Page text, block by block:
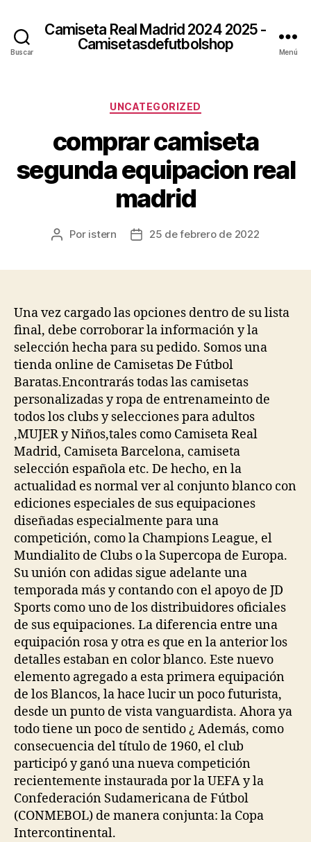
Buscar
Camiseta Real Madrid 2024 2025 -
Camisetasdefutbolshop
Menú
Categorías
UNCATEGORIZED
comprar camiseta
segunda equipacion real
madrid
Autor
Por istern
Fecha25 de febrero de 2022
Una vez cargado las opciones dentro de su lista
final, debe corroborar la información y la
selección hecha para su pedido. Somos una
tienda online de Camisetas De Fútbol
Baratas.Encontrarás todas las camisetas
personalizadas y ropa de entrenameinto de
todos los clubs y selecciones para adultos
,MUJER y Niños,tales como Camiseta Real
Madrid, Camiseta Barcelona, camiseta
selección española etc. De hecho, en la
actualidad es normal ver al conjunto blanco con
ediciones especiales de sus equipaciones
diseñadas especialmente para una
competición, como la Champions League, el
Mundialito de Clubs o la Supercopa de Europa.
Su unión con adidas sigue adelante una
temporada más y contando con el apoyo de JD
Sports como uno de los distribuidores oficiales
de sus equipaciones. La diferencia entre una
equipación rosa y otra es que en la anterior los
detalles estaban en color blanco. Este nuevo
elemento agregado a esta primera equipación
de los Blancos, la hace lucir un poco futurista,
desde un punto de vista vanguardista. Ahora ya
todo tiene un poco de sentido ¿ Además, como
consecuencia del título de 1960, el club
participó y ganó una nueva competición
recientemente instaurada por la UEFA y la
Confederación Sudamericana de Fútbol
(CONMEBOL) de manera conjunta: la Copa
Intercontinental.